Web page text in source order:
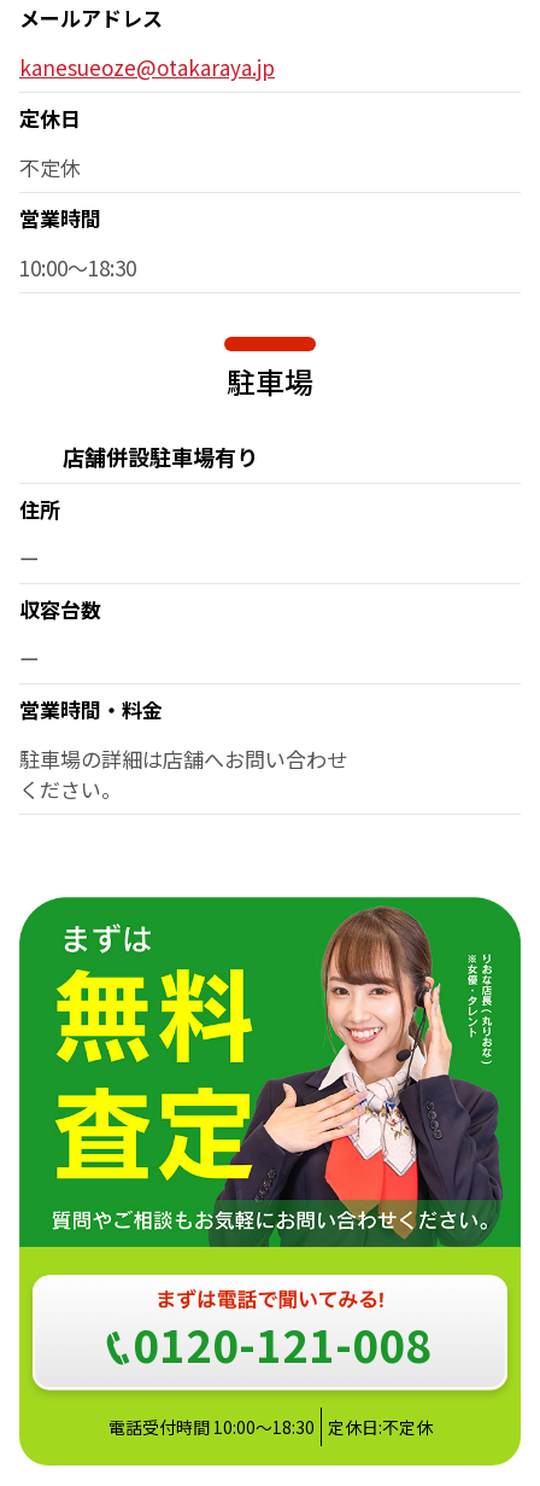
メールアドレス
kanesueoze@otakaraya.jp
定休日
不定休
営業時間
10:00～18:30
駐車場
店舗併設駐車場有り
住所
ー
収容台数
ー
営業時間・料金
駐車場の詳細は店舗へお問い合わせ
ください。
0120-121-008
電話受付時間 10:00～18:30 定休日:不定休